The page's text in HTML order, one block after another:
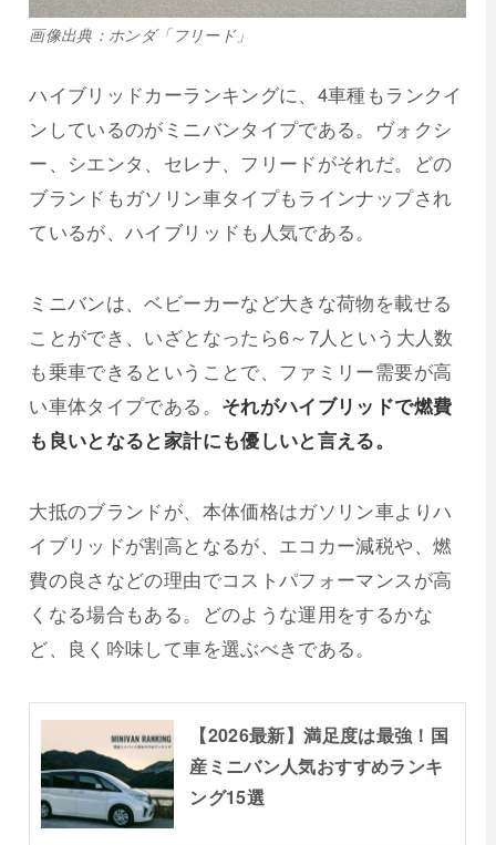
画像出典：ホンダ「フリード」
ハイブリッドカーランキングに、4車種もランクイ
ンしているのがミニバンタイプである。ヴォクシ
ー、シエンタ、セレナ、フリードがそれだ。どの
ブランドもガソリン車タイプもラインナップされ
ているが、ハイブリッドも人気である。
ミニバンは、ベビーカーなど大きな荷物を載せる
ことができ、いざとなったら6～7人という大人数
も乗車できるということで、ファミリー需要が高
い車体タイプである。 それがハイブリッドで燃費
も良いとなると家計にも優しいと言える。
大抵のブランドが、本体価格はガソリン車よりハ
イブリッドが割高となるが、エコカー減税や、燃
費の良さなどの理由でコストパフォーマンスが高
くなる場合もある。どのような運用をするかな
ど、良く吟味して車を選ぶべきである。
【2026最新】満足度は最強！国
産ミニバン人気おすすめランキ
ング15選